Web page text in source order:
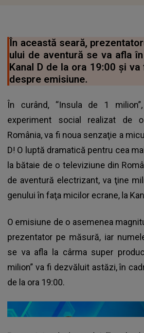
În această seară,
ului de aventură se va afla
Kanal D de la ora 19:00 şi
despre emisiune.
În curând, “Insula de 1
experiment social realizat de
România, va fi noua senzaţie a
D! O luptă dramatică pentru cea
la bătaie de o televiziune din
de aventură electrizant, va ţine
genului în faţa micilor ecrane, la
O emisiune de o asemenea
prezentator pe măsură, iar
se va afla la cârma super
milion” va fi dezvăluit astăzi, în
de la ora 19:00.